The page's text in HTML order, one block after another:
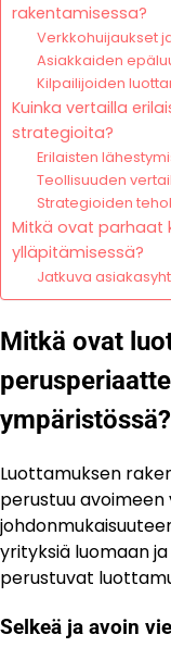
rakentamisessa?
Verkkohuijaukset
Asiakkaiden
Kilpailijoiden
Kuinka vertailla
strategioita?
Erilaisten
Teollisuuden
Strategioiden
Mitkä ovat parhaat
ylläpitämisessä?
Jatkuva
Mitkä ovat
ympäristössä?
Luottamuksen
perustuu
yrityksiä luomaan
perustuvat
Selkeä ja avoin